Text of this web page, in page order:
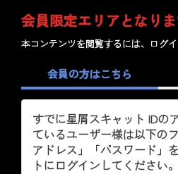
会員限定エリアとなり
本コンテンツを閲覧するには、ログイ
会員の方はこちら
すでに星屑スキャット IDの
ているユーザー様は以下の
アドレス」「パスワード」
トにログインしてください。